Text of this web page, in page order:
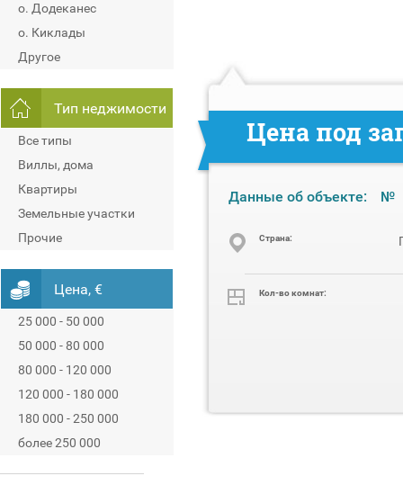
о. Додеканес
о. Киклады
Другое
Тип неджимости
Все типы
Виллы, дома
Квартиры
Земельные участки
Прочие
Цена, €
25 000 - 50 000
50 000 - 80 000
80 000 - 120 000
120 000 - 180 000
180 000 - 250 000
более 250 000
Цена под
Данные об объекте: №
Cтрана:
Кол-во комнат: